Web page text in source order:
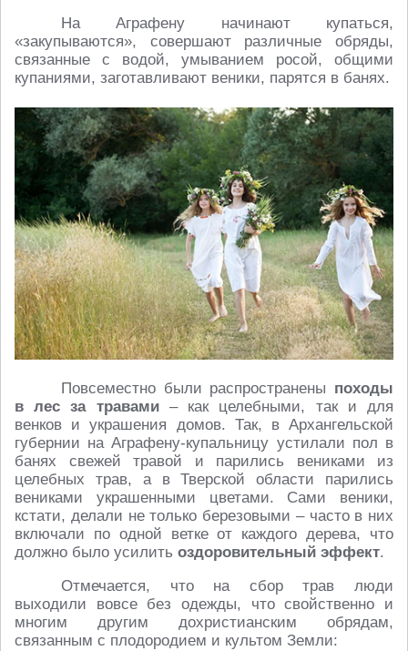
На Аграфену начинают купаться,
«закупываются», совершают различные обряды,
связанные с водой, умыванием росой, общими
купаниями, заготавливают веники, парятся в банях.
Повсеместно были распространены походы
в лес за травами– как целебными, так и для
венков и украшения домов. Так, в Архангельской
губернии на Аграфену-купальницу устилали пол в
банях свежей травой и парились вениками из
целебных трав, а в Тверской области парились
вениками украшенными цветами. Сами веники,
кстати, делали не только березовыми – часто в них
включали по одной ветке от каждого дерева, что
должно было усилить оздоровительный эффект.
Отмечается, что на сбор трав люди
выходили вовсе без одежды, что свойственно и
многим другим дохристианским обрядам,
связанным с плодородием и культом Земли: